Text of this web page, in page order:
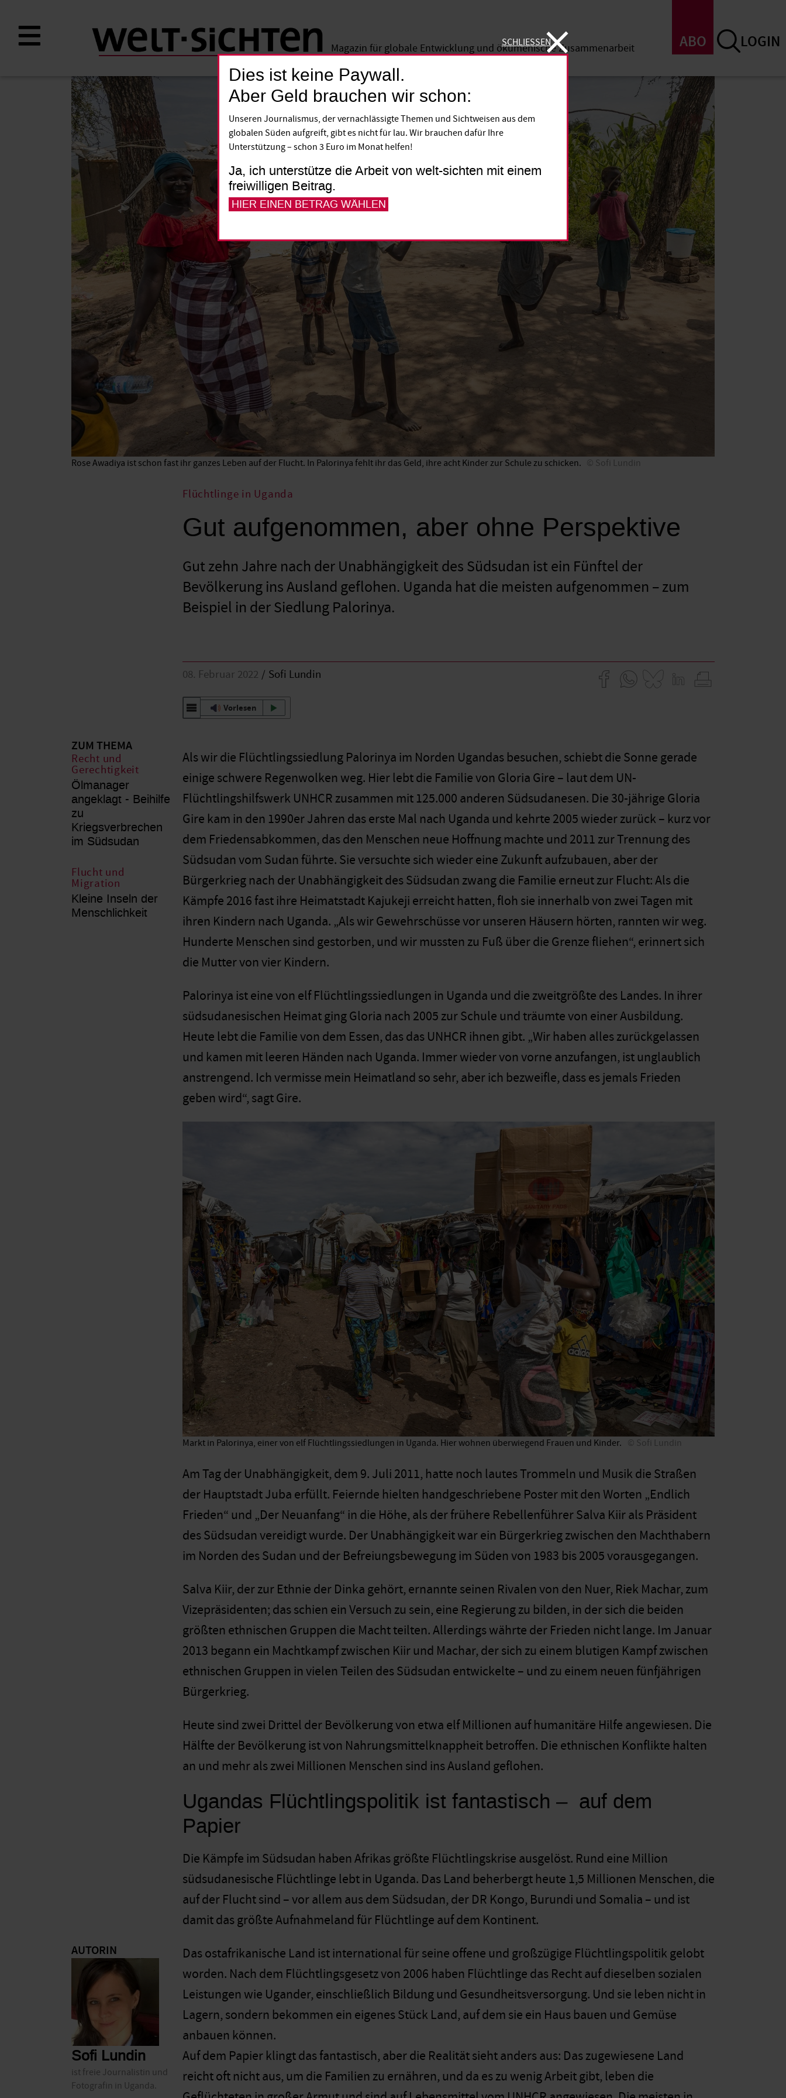
Inhalt
ABO LOGIN
Magazin für globale Entwicklung und ökumenische Zusammenarbeit
Rose Awadiya ist schon fast ihr ganzes Leben auf der Flucht. In Palorinya fehlt ihr das Geld, ihre acht Kinder zur Schule zu ­schicken. Sofi Lundin
Flüchtlinge in Uganda
Gut aufgenommen, aber ohne Perspektive
Gut zehn Jahre nach der Unabhängigkeit des Süd­sudan ist ein Fünftel der
Bevölkerung ins Ausland geflohen. Uganda hat die meisten aufge­nommen – zum
Beispiel in der Siedlung Palorinya.
ZUM THEMA
Recht und
Gerechtigkeit
Ölmanager
angeklagt - Beihilfe
zu
Kriegsverbrechen
im Südsudan
Flucht und
Migration
Kleine Inseln der
Menschlichkeit
08. Februar 2022 Sofi Lundin
Vorlesen
Als wir die Flüchtlingssiedlung Palorinya im Norden Ugandas besuchen, schiebt die Sonne gerade
einige schwere Regenwolken weg. Hier lebt die Familie von Gloria Gire – laut dem UN-
Flüchtlingshilfswerk UNHCR zusammen mit 125.000 anderen Südsudanesen. Die 30-jährige Gloria
Gire kam in den 1990er Jahren das erste Mal nach Uganda und kehrte 2005 wieder zurück – kurz vor
dem Friedensabkommen, das den Menschen neue Hoffnung machte und 2011 zur Trennung des
Südsudan vom Sudan führte. Sie versuchte sich wieder eine Zukunft aufzubauen, aber der
Bürgerkrieg nach der Unabhängigkeit des Südsudan zwang die Familie erneut zur Flucht: Als die
Kämpfe 2016 fast ihre Heimatstadt Kajukeji erreicht hatten, floh sie innerhalb von zwei Tagen mit
ihren Kindern nach Uganda. „Als wir Gewehrschüsse vor unseren Häusern hörten, rannten wir weg.
Hunderte Menschen sind gestorben, und wir mussten zu Fuß über die Grenze fliehen“, erinnert sich
die Mutter von vier Kindern.
Palorinya ist eine von elf Flüchtlingssiedlungen in Uganda und die zweitgrößte des Landes. In ihrer
südsudanesischen Heimat ging Gloria nach 2005 zur Schule und träumte von einer Ausbildung.
Heute lebt die Familie von dem Essen, das das UNHCR ihnen gibt. „Wir haben alles zurückgelassen
und kamen mit leeren Händen nach Uganda. Immer wieder von vorne anzufangen, ist unglaublich
anstrengend. Ich vermisse mein Heimatland so sehr, aber ich bezweifle, dass es jemals Frieden
geben wird“, sagt Gire.
Markt in Palorinya, einer von elf Flüchtlingssiedlungen in Uganda. Hier wohnen überwiegend Frauen und Kinder. Sofi Lundin
Am Tag der Unabhängigkeit, dem 9. Juli 2011, hatte noch lautes Trommeln und Musik die Straßen
der Hauptstadt Juba erfüllt. Feiernde hielten handgeschriebene Poster mit den Worten „Endlich
Frieden“ und „Der Neuanfang“ in die Höhe, als der frühere Rebellenführer Salva Kiir als Präsident
des Südsudan vereidigt wurde. Der Unabhängigkeit war ein Bürgerkrieg zwischen den Machthabern
im Norden des Sudan und der Befreiungsbewegung im Süden von 1983 bis 2005 vorausgegangen.
Salva Kiir, der zur Ethnie der Dinka gehört, ernannte seinen Rivalen von den Nuer, Riek Machar, zum
Vizepräsidenten; das schien ein Versuch zu sein, eine Regierung zu bilden, in der sich die beiden
größten ethnischen Gruppen die Macht teilten. Allerdings währte der Frieden nicht lange. Im Januar
2013 begann ein Machtkampf zwischen Kiir und Machar, der sich zu einem blutigen Kampf zwischen
ethnischen Gruppen in vielen Teilen des Südsudan entwickelte – und zu einem neuen fünfjährigen
Bürgerkrieg.
Heute sind zwei Drittel der Bevölkerung von etwa elf Millionen auf humanitäre Hilfe angewiesen. Die
Hälfte der Bevölkerung ist von Nahrungsmittelknappheit betroffen. Die ethnischen Konflikte halten
an und mehr als zwei Millionen Menschen sind ins Ausland geflohen.
Ugandas Flüchtlingspolitik ist fantastisch – auf dem
Papier
Die Kämpfe im Südsudan haben Afrikas größte Flüchtlingskrise ausgelöst. Rund eine Million
südsudanesische Flüchtlinge lebt in Uganda. Das Land beherbergt heute 1,5 Millionen Menschen, die
auf der Flucht sind – vor allem aus dem Südsudan, der DR Kongo, Burundi und Somalia – und ist
damit das größte Aufnahmeland für Flüchtlinge auf dem Kontinent.
AUTORIN
Sofi Lundin
ist freie Journalistin und
Fotografin in Uganda.
Das ostafrikanische Land ist international für seine offene und großzügige Flüchtlingspolitik gelobt
worden. Nach dem Flüchtlingsgesetz von 2006 haben Flüchtlinge das Recht auf dieselben sozialen
Leistungen wie Ugander, einschließlich Bildung und Gesundheitsversorgung. Und sie leben nicht in
Lagern, sondern bekommen ein eigenes Stück Land, auf dem sie ein Haus bauen und Gemüse
anbauen können.
Auf dem Papier klingt das fantastisch, aber die Realität sieht anders aus: Das zugewiesene Land
reicht oft nicht aus, um die Familien zu ernähren, und da es zu wenig Arbeit gibt, leben die
SCHLIESSEN
Dies ist keine Paywall.
Aber Geld brauchen wir schon:
Unseren Journalismus, der vernachlässigte Themen und Sichtweisen aus dem
globalen Süden aufgreift, gibt es nicht für lau. Wir brauchen dafür Ihre
Unterstützung – schon 3 Euro im Monat helfen!
Ja, ich unterstütze die Arbeit von welt-sichten mit einem
freiwilligen Beitrag.
HIER EINEN BETRAG WÄHLEN